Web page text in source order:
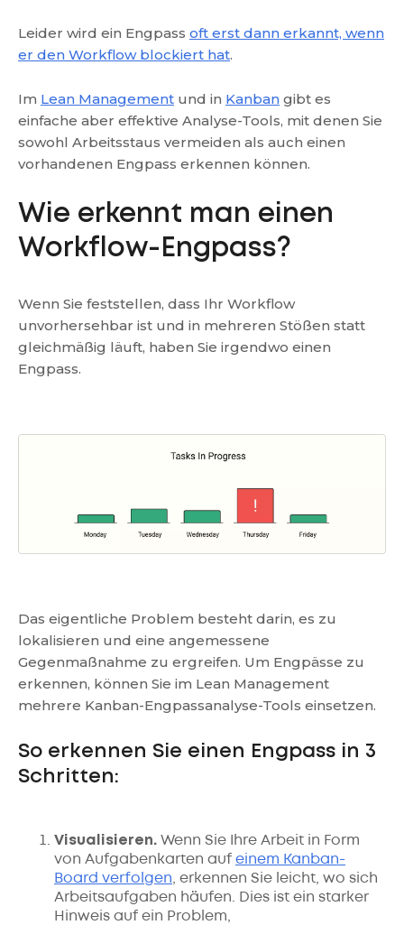
Leider wird ein Engpass oft erst dann erkannt, wenn
er den Workflow blockiert hat.
Im Lean Management und in Kanban gibt es
einfache aber effektive Analyse-Tools, mit denen Sie
sowohl Arbeitsstaus vermeiden als auch einen
vorhandenen Engpass erkennen können.
Wie erkennt man einen
Workflow-Engpass?
Wenn Sie feststellen, dass Ihr Workflow
unvorhersehbar ist und in mehreren Stößen statt
gleichmäßig läuft, haben Sie irgendwo einen
Engpass.
Das eigentliche Problem besteht darin, es zu
lokalisieren und eine angemessene
Gegenmaßnahme zu ergreifen. Um Engpässe zu
erkennen, können Sie im Lean Management
mehrere Kanban-Engpassanalyse-Tools einsetzen.
So erkennen Sie einen Engpass in 3
Schritten:
Visualisieren. Wenn Sie Ihre Arbeit in Form
von Aufgabenkarten auf einem Kanban-
Board verfolgen , erkennen Sie leicht, wo sich
Arbeitsaufgaben häufen. Dies ist ein starker
Hinweis auf ein Problem,